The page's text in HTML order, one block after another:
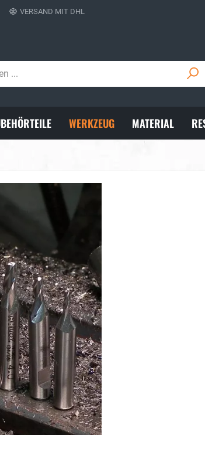
VERSAND MIT DHL
WERKZEUG MATERIAL